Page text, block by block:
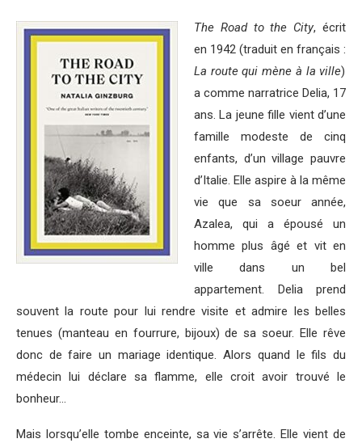
The Road to the City, écrit
en 1942 (traduit en français :
La route qui mène à la ville)
a comme narratrice Delia, 17
ans. La jeune fille vient d’une
famille modeste de cinq
enfants, d’un village pauvre
d’Italie. Elle aspire à la même
vie que sa soeur année,
Azalea, qui a épousé un
homme plus âgé et vit en
ville dans un bel
appartement. Delia prend
souvent la route pour lui rendre visite et admire les belles
tenues (manteau en fourrure, bijoux) de sa soeur. Elle rêve
donc de faire un mariage identique. Alors quand le fils du
médecin lui déclare sa flamme, elle croit avoir trouvé le
bonheur…
Mais lorsqu’elle tombe enceinte, sa vie s’arrête. Elle vient de